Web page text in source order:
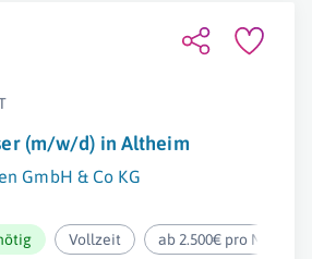
(m/w/d) in Altheim
GmbH & Co KG
Vollzeit ab 2.500€ pro Monat